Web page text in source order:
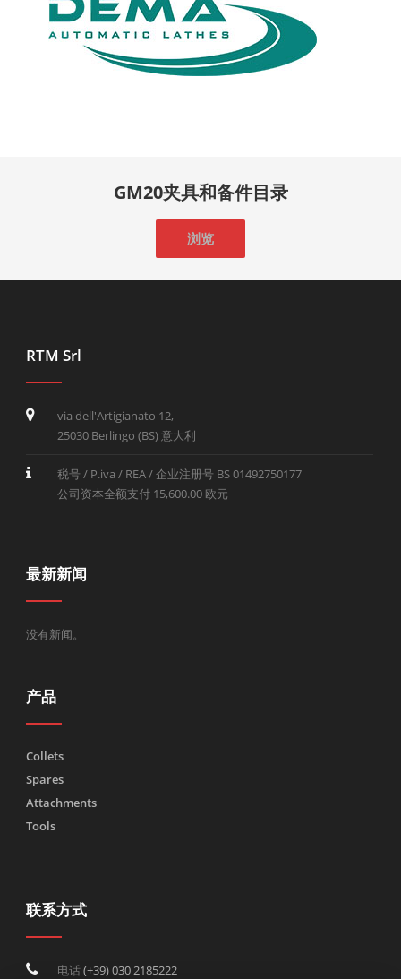
GM20夹具和备件目录
浏览
RTM Srl
via dell'Artigianato 12,
25030 Berlingo (BS) 意大利
税号 / P.iva / REA / 企业注册号 BS 01492750177
公司资本全额支付 15,600.00 欧元
最新新闻
没有新闻。
产品
Collets
Spares
Attachments
Tools
联系方式
电话(+39) 030 2185222